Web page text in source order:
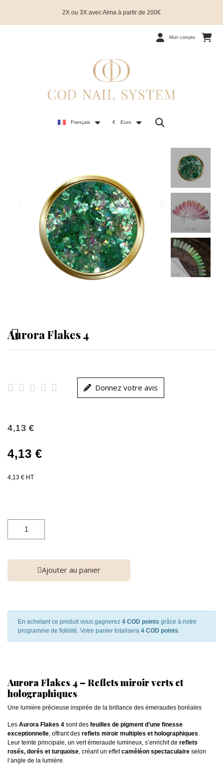
2X ou 3X avec Alma à partir de 200€
Mon compte
Français € Euro
Aurora Flakes 4
     Donnez votre avis
4,13 €
4,13 €
4,13 € HT
Ajouter au panier
En achetant ce produit vous gagnerez 4 COD points grâce à notre
programme de fidélité. Votre panier totalisera 4 COD points.
Aurora Flakes 4 – Reflets miroir verts et
holographiques
Une lumière précieuse inspirée de la brillance des émeraudes boréales
Les Aurora Flakes 4 sont des feuilles de pigment d’une finesse
exceptionnelle, offrant des reflets miroir multiples et holographiques.
Leur teinte principale, un vert émeraude lumineux, s’enrichit de reflets
rosés, dorés et turquoise, créant un effetcaméléon spectaculaire selon
l’angle de la lumière.